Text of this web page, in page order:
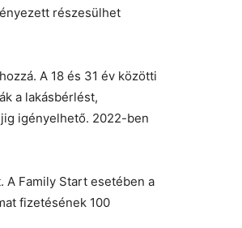
részesülhet
A 18 és 31 év közötti
a lakásbérlést,
igényelhető. 2022-ben
A Family Start esetében a
fizetésének 100